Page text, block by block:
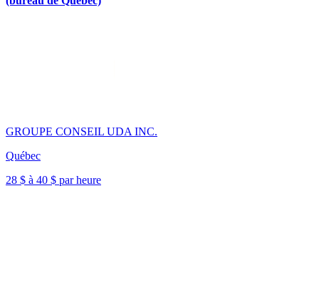
GROUPE CONSEIL UDA INC.
Québec
28 $ à 40 $ par heure